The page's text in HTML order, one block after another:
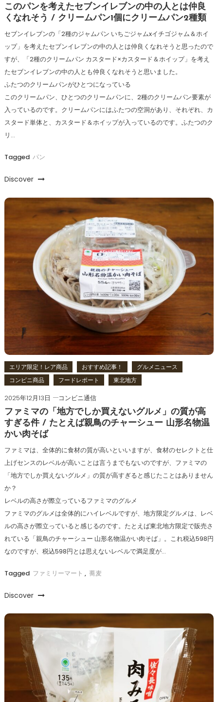
このパンを考えたセブンイレブンの中の人とは仲良
くなれそう / クリームパン1個にクリームパン2種類
セブンイレブンの「2種のジャムパン いちごジャムxイチゴジャム＆ホイ
ップ」を考えたセブンイレブンの中の人とは仲良くなれそうと思ったので
すが、「2種のクリームパン カスタード×カスタード＆ホイップ」を考え
たセブンイレブンの中の人とも仲良くなれそうと思いました。
ふたつのクリームパンがひとつになっている
このクリームパン、ひとつのクリームパンに、2種のクリームパン要素が
入っているのです。クリームパンにはふたつの空洞があり、それぞれ、カ
スタード単体と、カスタード＆ホイップが入っているのです。ふたつのク
リ…
Tagged パン
Discover
エリア限定！レア商品 おすすめ記事！
グルメニュース
コンビニ商品
フードレポート 東北地方
2025年12月13日
コンビニ通信
ファミマの「地方でしか買えないグルメ」の質が高
すぎる件 / たとえば親鳥のチャーシュー 山形名物温
かい肉そば
ファミマは、全体的に食材の質が高いといいますが、食材のセレクトと仕
上げセンスのレベルが高いことは言うまでもないのですが、ファミマの
「地方でしか買えないグルメ」の質が高すぎると感じたことはありません
か？
レベルの高さが際立っているファミマのグルメ
ファミマのグルメは全体的にハイレベルですが、地方限定グルメは、レベ
ルの高さが際立っていると感じるのです。たとえば東北地方限定で販売さ
れている「親鳥のチャーシュー 山形名物温かい肉そば」。これ税込598円
なのですが、税込598円とは思えないレベルで満足度が…
Tagged ファミリーマート , 蕎麦
Discover